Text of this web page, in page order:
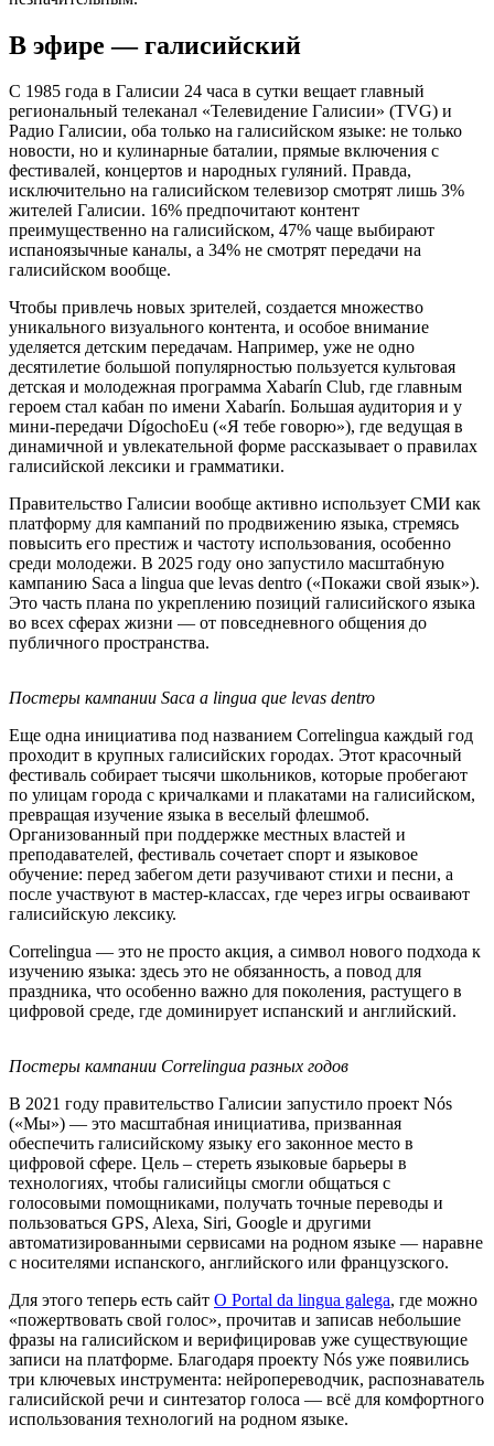
В эфире — галисийский
С 1985 года в Галисии 24 часа в сутки вещает главный
региональный телеканал «Телевидение Галисии» (TVG) и
Радио Галисии, оба только на галисийском языке: не только
новости, но и кулинарные баталии, прямые включения с
фестивалей, концертов и народных гуляний. Правда,
исключительно на галисийском телевизор смотрят лишь 3%
жителей Галисии. 16% предпочитают контент
преимущественно на галисийском, 47% чаще выбирают
испаноязычные каналы, а 34% не смотрят передачи на
галисийском вообще.
Чтобы привлечь новых зрителей, создается множество
уникального визуального контента, и особое внимание
уделяется детским передачам. Например, уже не одно
десятилетие большой популярностью пользуется культовая
детская и молодежная программа Xabarín Club, где главным
героем стал кабан по имени Xabarín. Большая аудитория и у
мини-передачи DígochoEu («Я тебе говорю»), где ведущая в
динамичной и увлекательной форме рассказывает о правилах
галисийской лексики и грамматики.
Правительство Галисии вообще активно использует СМИ как
платформу для кампаний по продвижению языка, стремясь
повысить его престиж и частоту использования, особенно
среди молодежи. В 2025 году оно запустило масштабную
кампанию Saca a lingua que levas dentro («Покажи свой язык»).
Это часть плана по укреплению позиций галисийского языка
во всех сферах жизни — от повседневного общения до
публичного пространства.
Постеры кампании Saca a lingua que levas dentro
Еще одна инициатива под названием Correlingua каждый год
проходит в крупных галисийских городах. Этот красочный
фестиваль собирает тысячи школьников, которые пробегают
по улицам города с кричалками и плакатами на галисийском,
превращая изучение языка в веселый флешмоб.
Организованный при поддержке местных властей и
преподавателей, фестиваль сочетает спорт и языковое
обучение: перед забегом дети разучивают стихи и песни, а
после участвуют в мастер-классах, где через игры осваивают
галисийскую лексику.
Correlingua — это не просто акция, а символ нового подхода к
изучению языка: здесь это не обязанность, а повод для
праздника, что особенно важно для поколения, растущего в
цифровой среде, где доминирует испанский и английский.
Постеры кампании Correlingua разных годов
В 2021 году правительство Галисии запустило проект Nós
(«Мы») — это масштабная инициатива, призванная
обеспечить галисийскому языку его законное место в
цифровой сфере. Цель – стереть языковые барьеры в
технологиях, чтобы галисийцы смогли общаться с
голосовыми помощниками, получать точные переводы и
пользоваться GPS, Alexa, Siri, Google и другими
автоматизированными сервисами на родном языке — наравне
с носителями испанского, английского или французского.
Для этого теперь есть сайт O Portal da lingua galega, где можно
«пожертвовать свой голос», прочитав и записав небольшие
фразы на галисийском и верифицировав уже существующие
записи на платформе. Благодаря проекту Nós уже появились
три ключевых инструмента: нейропереводчик, распознаватель
галисийской речи и синтезатор голоса — всё для комфортного
использования технологий на родном языке.